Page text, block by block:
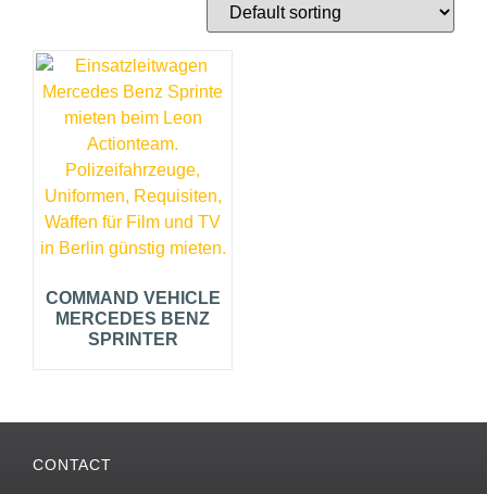
COMMAND VEHICLE
MERCEDES BENZ
SPRINTER
CONTACT